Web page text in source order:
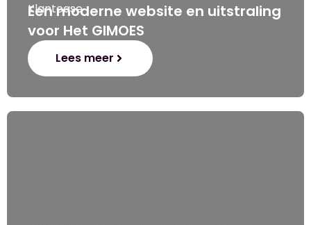
Klantcase
Een moderne website en uitstraling
voor Het GIMOES
Lees meer